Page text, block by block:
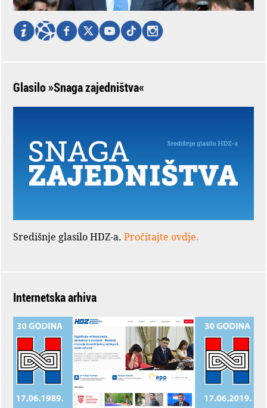
Glasilo »Snaga zajedništva«
Središnje glasilo HDZ-a. Pročitajte ovdje.
Internetska arhiva